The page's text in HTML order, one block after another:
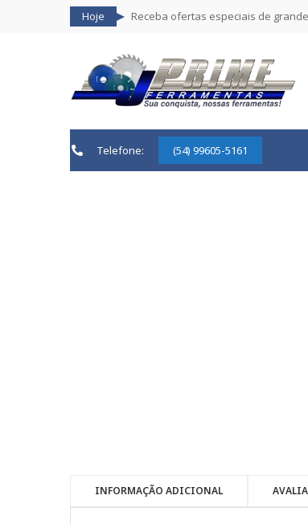
Hoje Receba ofertas especiais de
Telefone: (54) 99605-5161
INFORMAÇÃO ADICIONAL